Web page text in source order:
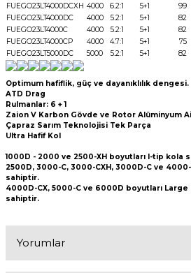
FUEGO23LT4000DCXH 4000 6.2:1 5+1 99
FUEGO23LT4000DC
4000 5.2:1 5+1 82
FUEGO23LT4000C
4000 5.2:1 5+1 82
FUEGO23LT4000CP
4000 4.7:1 5+1 75
FUEGO23LT5000DC
5000 5.2:1 5+1 82
Optimum hafiflik, güç ve dayanıklılık dengesi.
ATD Drag
Rulmanlar: 6 + 1
Zaion V Karbon Gövde ve Rotor Alüminyum
Çapraz Sarım Teknolojisi Tek Parça
Ultra Hafif Kol
1000D - 2000 ve 2500-XH boyutları I-tip kola
2500D, 3000-C, 3000-CXH, 3000D-C ve
sahiptir.
4000D-CX, 5000-C ve 6000D boyutları
sahiptir.
Yorumlar